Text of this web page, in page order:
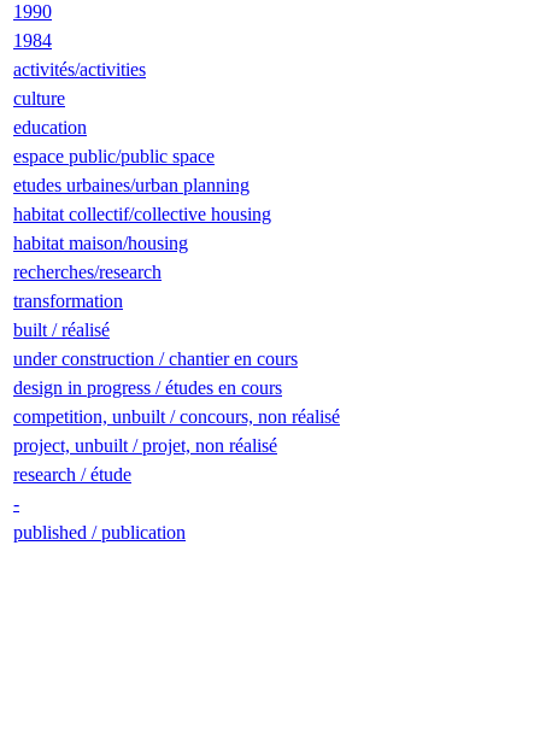
1990
1984
activités/activities
culture
education
espace public/public space
etudes urbaines/urban planning
habitat collectif/collective housing
habitat maison/housing
recherches/research
transformation
built / réalisé
under construction / chantier en cours
design in progress / études en cours
competition, unbuilt / concours, non réalisé
project, unbuilt / projet, non réalisé
research / étude
-
published / publication